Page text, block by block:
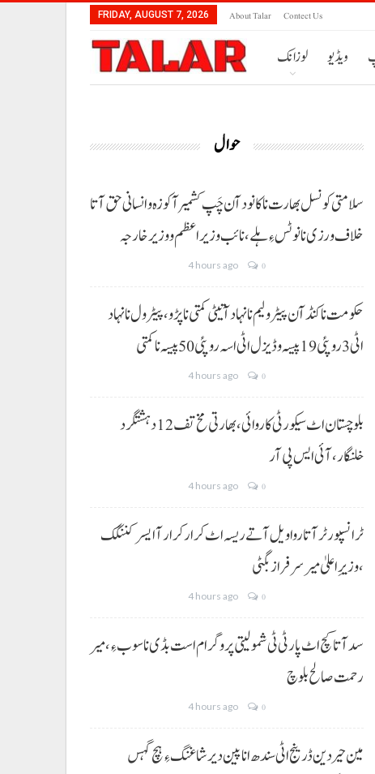
FRIDAY, AUGUST 7, 2026 About Talar Contect Us
لوزانک ویڈیو
حوال
سلامتی کونسل بھارت نا کانود آن چَپ کشمیر آ کوزہ و انسانی حق آتا
خلاف ورزی نا نوٹس ءِ ہلے،نائب وزیراعظم و وزیر خارجہ
4 hours ago 0
حکومت نا کنڈ آن پیٹرولیم نا نہاد آتیٹی کمتی نا پڑو،پیٹرول نا نہاد
اٹی 3 روپئی 19 پیسہ و ڈیزل اٹی اسہ روپئی 50 پیسہ نا کمتی
4 hours ago 0
بلوچستان اٹ سیکورٹی کاروائی، بھارتی مخ تف 12 دہشتگرد
خلنگار،آئی ایس پی آر
4 hours ago 0
ٹرانسپورٹر آتا روا ویل آتے ریسہ اٹ کرار کرار آ ایسر کننگک
،وزیرِ اعلیٰ میر سرفراز بگٹی
4 hours ago 0
سد آتا کچ اٹ پارٹی ٹی شمولیتی پروگرام است بڈی نا سوب ءِ،میر
رحمت صالح بلوچ
4 hours ago 0
مین حیردین ڈرینج اٹی سندھ انا پین دیر شاغنگ ءِ ہچ گہس